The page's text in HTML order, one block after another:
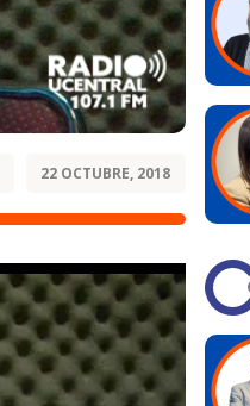
22 OCTUBRE, 2018